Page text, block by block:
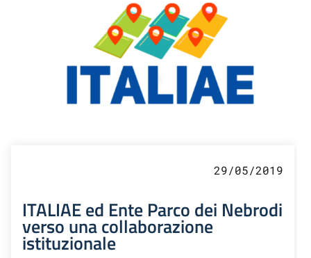
29/05/2019
ITALIAE ed Ente Parco dei Nebrodi
verso una collaborazione
istituzionale